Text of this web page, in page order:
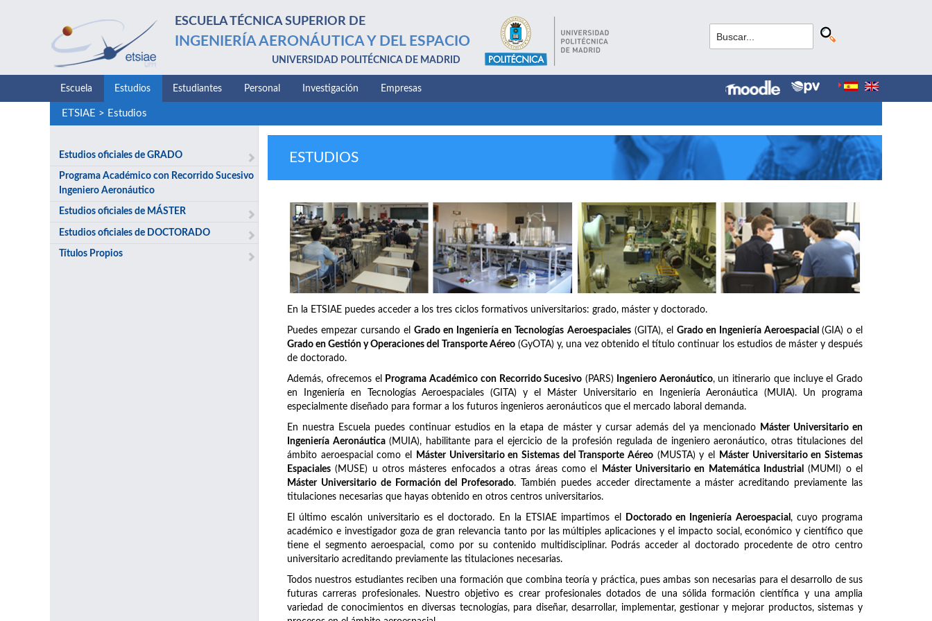
ESCUELA TÉCNICA SUPERIOR DE
INGENIERÍA AERONÁUTICA Y DEL ESPACIO
UNIVERSIDAD POLITÉCNICA DE MADRID
Escuela Estudios Estudiantes Personal Investigación Empresas
ETSIAE > Estudios
Estudios oficiales de GRADO
Programa Académico con Recorrido Sucesivo
Ingeniero Aeronáutico
Estudios oficiales de MÁSTER
Estudios oficiales de DOCTORADO
Títulos Propios
ESTUDIOS
En la ETSIAE puedes acceder a los tres ciclos formativos universitarios: grado, máster y doctorado.
Puedes empezar cursando elGrado en Ingeniería en Tecnologías Aeroespaciales(GITA), el Grado en Ingeniería Aeroespacial (GIA) o el
Grado en Gestión y Operaciones del Transporte Aéreo(GyOTA) y, una vez obtenido el título continuar los estudios de máster y después
de doctorado.
Además, ofrecemos el Programa Académico con Recorrido Sucesivo (PARS) Ingeniero Aeronáutico, un itinerario que incluye el Grado
en Ingeniería en Tecnologías Aeroespaciales (GITA) y el Máster Universitario en Ingeniería Aeronáutica (MUIA). Un programa
especialmente diseñado para formar a los futuros ingenieros aeronáuticos que el mercado laboral demanda.
En nuestra Escuela puedes continuar estudios en la etapa de máster y cursar además del ya mencionado Máster Universitario en
Ingeniería Aeronáutica (MUIA), habilitante para el ejercicio de la profesión regulada de ingeniero aeronáutico, otras titulaciones del
ámbito aeroespacial como el
Máster Universitario en Sistemas del Transporte Aéreo (MUSTA) y el
Máster Universitario en Sistemas
Espaciales (MUSE) u otros másteres enfocados a otras áreas como el Máster Universitario en Matemática Industrial
(MUMI) o el
Máster Universitario de Formación del Profesorado. También puedes acceder directamente a máster acreditando previamente las
titulaciones necesarias que hayas obtenido en otros centros universitarios.
El último escalón universitario es el doctorado. En la ETSIAE impartimos el Doctorado en Ingeniería Aeroespacial , cuyo programa
académico e investigador goza de gran relevancia tanto por las múltiples aplicaciones y el impacto social, económico y científico que
tiene el segmento aeroespacial, como por su contenido multidisciplinar. Podrás acceder al doctorado procedente de otro centro
universitario acreditando previamente las titulaciones necesarias.
Todos nuestros estudiantes reciben una formación que combina teoría y práctica, pues ambas son necesarias para el desarrollo de sus
futuras carreras profesionales. Nuestro objetivo es crear profesionales dotados de una sólida formación científica y una amplia
variedad de conocimientos en diversas tecnologías, para diseñar, desarrollar, implementar, gestionar y mejorar productos, sistemas y